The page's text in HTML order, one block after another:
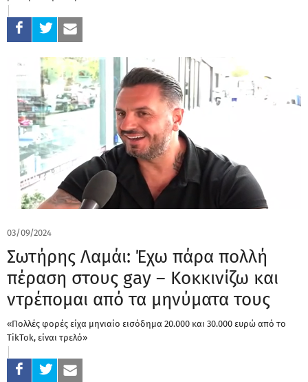
03/09/2024
Σωτήρης Λαμάι: Έχω πάρα πολλή
πέραση στους gay – Κοκκινίζω και
ντρέπομαι από τα μηνύματα τους
«Πολλές φορές είχα μηνιαίο εισόδημα 20.000 και 30.000 ευρώ από το
TikTok, είναι τρελό»